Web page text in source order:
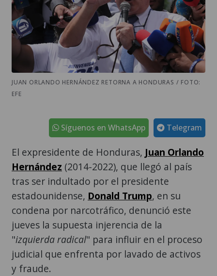
JUAN ORLANDO HERNÁNDEZ RETORNA A HONDURAS / FOTO:
EFE
Telegram
Síguenos en WhatsApp
El expresidente de Honduras, Juan Orlando
Hernández (2014-2022), que llegó al país
tras ser indultado por el presidente
estadounidense, Donald Trump, en su
condena por narcotráfico, denunció este
jueves la supuesta injerencia de la
"izquierda radical" para influir en el proceso
judicial que enfrenta por lavado de activos
y fraude.